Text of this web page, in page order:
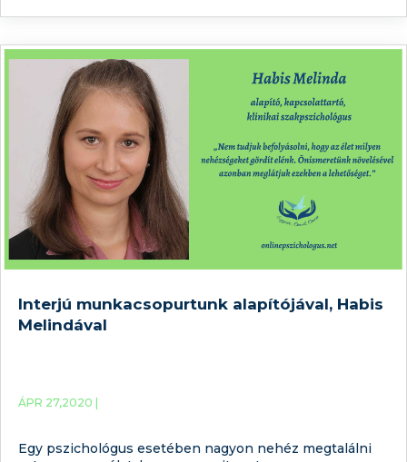
szakember választásban. Arról már írtunk, hogy mi a
Interjú munkacsopurtunk alapítójával, Habis
Melindával
ÁPR 27,2020 |
Egy pszichológus esetében nagyon nehéz megtalálni